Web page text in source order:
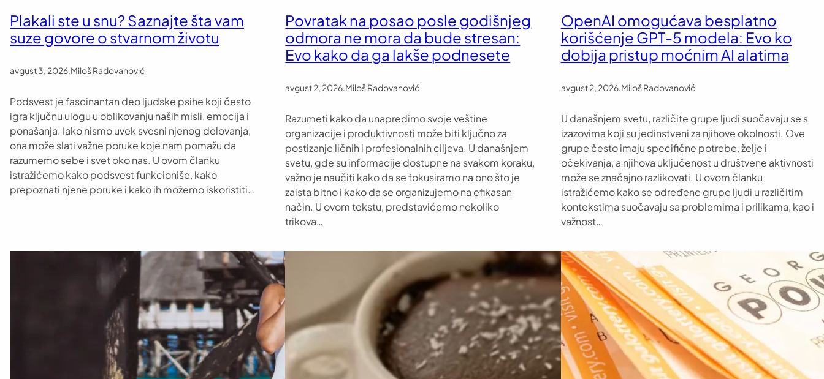
Plakali ste u snu? Saznajte šta vam
suze govore o stvarnom životu
avgust 3, 2026.Miloš Radovanović
Podsvest je fascinantan deo ljudske psihe koji često
igra ključnu ulogu u oblikovanju naših misli, emocija i
ponašanja. Iako nismo uvek svesni njenog delovanja,
ona može slati važne poruke koje nam pomažu da
razumemo sebe i svet oko nas. U ovom članku
istražićemo kako podsvest funkcioniše, kako
prepoznati njene poruke i kako ih možemo iskoristiti…
Povratak na posao posle godišnjeg
odmora ne mora da bude stresan:
Evo kako da ga lakše podnesete
avgust 2, 2026.Miloš Radovanović
Razumeti kako da unapredimo svoje veštine
organizacije i produktivnosti može biti ključno za
postizanje ličnih i profesionalnih ciljeva. U današnjem
svetu, gde su informacije dostupne na svakom koraku,
važno je naučiti kako da se fokusiramo na ono što je
zaista bitno i kako da se organizujemo na efikasan
način. U ovom tekstu, predstavićemo nekoliko
trikova…
OpenAI omogućava besplatno
korišćenje GPT-5 modela: Evo ko
dobija pristup moćnim AI alatima
avgust 2, 2026.Miloš Radovanović
U današnjem svetu, različite grupe ljudi suočavaju se s
izazovima koji su jedinstveni za njihove okolnosti. Ove
grupe često imaju specifične potrebe, želje i
očekivanja, a njihova uključenost u društvene aktivnosti
može se značajno razlikovati. U ovom članku
istražićemo kako se određene grupe ljudi u različitim
kontekstima suočavaju sa problemima i prilikama, kao i
važnost…